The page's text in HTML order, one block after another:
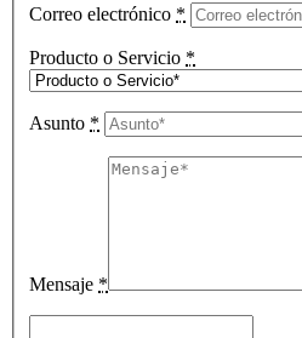
Correo electrónico *
Producto o Servicio *
Asunto *
Mensaje *